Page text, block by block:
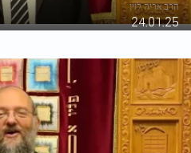
הרב אריה לוין
24.01.25